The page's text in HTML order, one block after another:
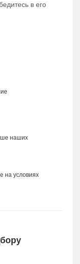
в его
наших
на условиях